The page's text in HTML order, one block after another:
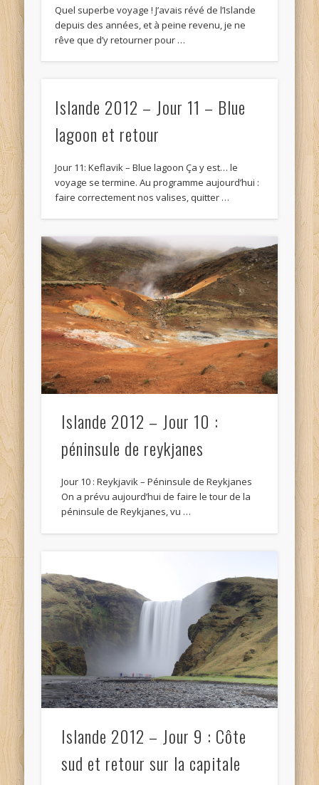
Quel superbe voyage ! J’avais révé de l’Islande
depuis des années, et à peine revenu, je ne
rêve que d’y retourner pour …
Islande 2012 – Jour 11 – Blue
lagoon et retour
Jour 11: Keflavik – Blue lagoon Ça y est… le
voyage se termine. Au programme aujourd’hui :
faire correctement nos valises, quitter …
Islande 2012 – Jour 10 :
péninsule de reykjanes
Jour 10 : Reykjavik – Péninsule de Reykjanes
On a prévu aujourd’hui de faire le tour de la
péninsule de Reykjanes, vu …
Islande 2012 – Jour 9 : Côte
sud et retour sur la capitale